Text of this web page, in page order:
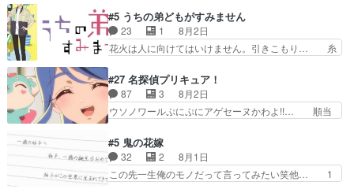
んと練習したい〟と言… 本当この作品は「キャ
ラ」を活かすのがうま… みずかちゃんの介入で双
子の仲にヒビが………
を振り切ってみんなに謝ったララの思い… 仕事に
馴染めない辺り観ていて苦しいところ… ララちゃ
んの事情はもう少し皆に話して良い… ララと茉里
とで初のアルバイト。七転八倒し… 労働するプリ
てケーキ食べて、帰りにカメ… ララが働く事での
てんやわんや。働いて大変… 地道に働き人と関わ
る日々の中に愛を見いだ…
#5 うちの弟どもがすみません
23 1
8月2日
花火は人に向けてはいけません。引きこもり… 糸
お名前を見たんだけどあの中村大樹さん… 糸ちゃ
んカッケー、色んな意味でwゲームが… 姉から性
的興奮覚えてないよね？なんて言わ… テーマ：引
きこもりの理由感想は、久しぶり… 元ゲーマーな
んの距離感おかしいね(*´… 糸と源ははよ好きお
うとると言わんかい！引… ショウくんと対等に話
すためにゲームをする…
#27 名探偵プリキュア！
87 3
8月2日
ウソノワールぷにぷにアゲセーヌかわよ!!… 順当
取り戻し正式に探偵事務所で働き始め… ポワロ、
元ネタを解説して原作に誘導するの… くれあさん
の探偵としての初事件にしてちょ… ・急にクイズ
番組が始まったw・妖精ウソノ… るるかの助手だ
#5 鬼の花嫁
32 2
8月1日
この先一生俺のモノだって言ってみたい笑他… 1